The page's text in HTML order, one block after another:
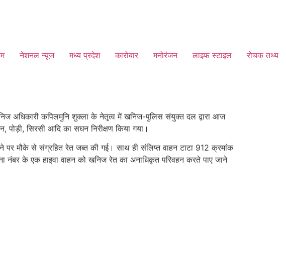
नेशनल न्यूज मध्य प्रदेश कारोबार मनोरंजन लाइफ स्टाइल रोचक तथ्य
अधिकारी कपिलमुनि शुक्ला के नेतृत्व में खनिज-पुलिस संयुक्त दल द्वारा आज
पोड़ी, सिरसी आदि का सघन निरीक्षण किया गया।
मौके से संग्रहित रेत जब्त की गई। साथ ही संलिप्त वाहन टाटा 912 क्रमांक
नंबर के एक हाइवा वाहन को खनिज रेत का अनाधिकृत परिवहन करते पाए जाने